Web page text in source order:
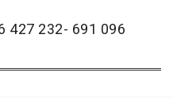
427 232- 691 096